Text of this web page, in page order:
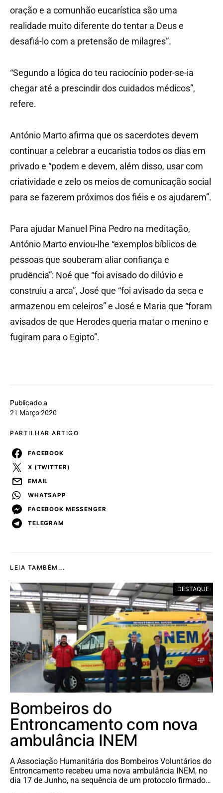
Publicado a
21 Março 2020
PARTILHAR ARTIGO
FACEBOOK
X (TWITTER)
EMAIL
WHATSAPP
FACEBOOK MESSENGER
TELEGRAM
oração e a comunhão eucarística são uma
realidade muito diferente do tentar a Deus e
desafiá-lo com a pretensão de milagres”.
“Segundo a lógica do teu raciocínio poder-se-ia
chegar até a prescindir dos cuidados médicos”,
refere.
António Marto afirma que os sacerdotes devem
continuar a celebrar a eucaristia todos os dias em
privado e “podem e devem, além disso, usar com
criatividade e zelo os meios de comunicação social
para se fazerem próximos dos fiéis e os ajudarem”.
Para ajudar Manuel Pina Pedro na meditação,
António Marto enviou-lhe “exemplos bíblicos de
pessoas que souberam aliar confiança e
prudência”: Noé que “foi avisado do dilúvio e
construiu a arca”, José que “foi avisado da seca e
armazenou em celeiros” e José e Maria que “foram
avisados de que Herodes queria matar o menino e
fugiram para o Egipto”.
LEIA TAMBÉM...
DESTAQUE
Bombeiros do
Entroncamento com nova
ambulância INEM
A Associação Humanitária dos Bombeiros Voluntários do
Entroncamento recebeu uma nova ambulância INEM, no
dia 17 de Junho, na sequência de um protocolo firmado…